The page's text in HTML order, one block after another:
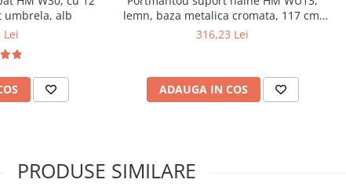
umbrela, alb
Lei
lemn, baza metalica cromata, 117 cm,
wenge
316,23 Lei
ADAUGA IN COS
PRODUSE SIMILARE